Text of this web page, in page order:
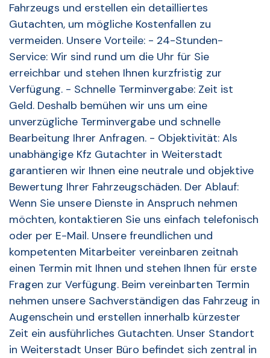
Fahrzeugs und erstellen ein detailliertes
Gutachten, um mögliche Kostenfallen zu
vermeiden. Unsere Vorteile: - 24-Stunden-
Service: Wir sind rund um die Uhr für Sie
erreichbar und stehen Ihnen kurzfristig zur
Verfügung. - Schnelle Terminvergabe: Zeit ist
Geld. Deshalb bemühen wir uns um eine
unverzügliche Terminvergabe und schnelle
Bearbeitung Ihrer Anfragen. - Objektivität: Als
unabhängige Kfz Gutachter in Weiterstadt
garantieren wir Ihnen eine neutrale und objektive
Bewertung Ihrer Fahrzeugschäden. Der Ablauf:
Wenn Sie unsere Dienste in Anspruch nehmen
möchten, kontaktieren Sie uns einfach telefonisch
oder per E-Mail. Unsere freundlichen und
kompetenten Mitarbeiter vereinbaren zeitnah
einen Termin mit Ihnen und stehen Ihnen für erste
Fragen zur Verfügung. Beim vereinbarten Termin
nehmen unsere Sachverständigen das Fahrzeug in
Augenschein und erstellen innerhalb kürzester
Zeit ein ausführliches Gutachten. Unser Standort
in Weiterstadt Unser Büro befindet sich zentral in